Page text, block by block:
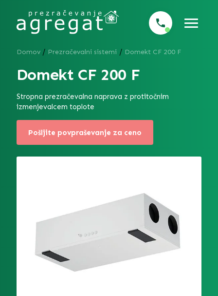
Domov / Prezračevalni sistemi / Domekt CF 200 F
Domekt CF 200 F
Stropna prezračevalna naprava z protitočnim
izmenjevalcem toplote
Pošljite povpraševanje za ceno